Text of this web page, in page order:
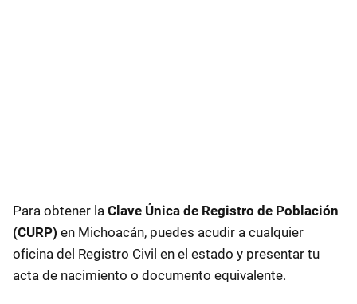
Para obtener la Clave Única de Registro de Población
(CURP) en Michoacán, puedes acudir a cualquier
oficina del Registro Civil en el estado y presentar tu
acta de nacimiento o documento equivalente.